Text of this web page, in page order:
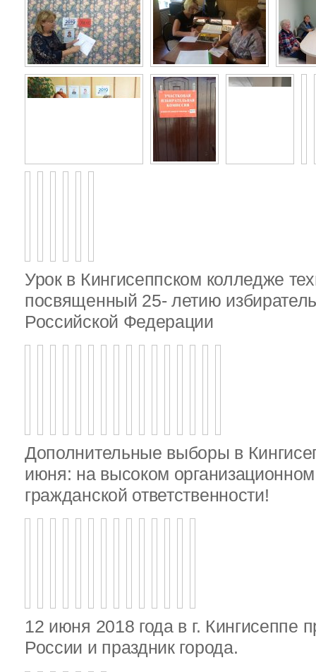
Урок в Кингисеппском колледже
посвященный 25- летию
Российской Федерации
Дополнительные выборы в
июня: на высоком
гражданской ответственности!
12 июня 2018 года в г. Кингисеппе
России и праздник города.